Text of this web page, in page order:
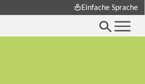
Einfache Sprache